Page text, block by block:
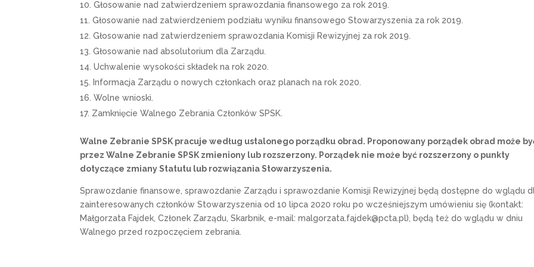
Głosowanie nad zatwierdzeniem sprawozdania finansowego za rok 2019.
Głosowanie nad zatwierdzeniem podziału wyniku finansowego Stowarzyszenia za rok 2019.
Głosowanie nad zatwierdzeniem sprawozdania Komisji Rewizyjnej za rok 2019.
Głosowanie nad absolutorium dla Zarządu.
Uchwalenie wysokości składek na rok 2020.
Informacja Zarządu o nowych członkach oraz planach na rok 2020.
Wolne wnioski.
Zamknięcie Walnego Zebrania Członków SPSK.
Walne Zebranie SPSK pracuje według ustalonego porządku obrad. Proponowany porządek obrad może
przez Walne Zebranie SPSK zmieniony lub rozszerzony. Porządek nie może być rozszerzony o punkty
dotyczące zmiany Statutu lub rozwiązania Stowarzyszenia.
Sprawozdanie finansowe, sprawozdanie Zarządu i sprawozdanie Komisji Rewizyjnej będą dostępne do wglądu
zainteresowanych członków Stowarzyszenia od 10 lipca 2020 roku po wcześniejszym umówieniu się (kontakt:
Małgorzata Fajdek, Członek Zarządu, Skarbnik, e-mail: malgorzata.fajdek@pcta.pl), będą też do wglądu w dniu
Walnego przed rozpoczęciem zebrania.